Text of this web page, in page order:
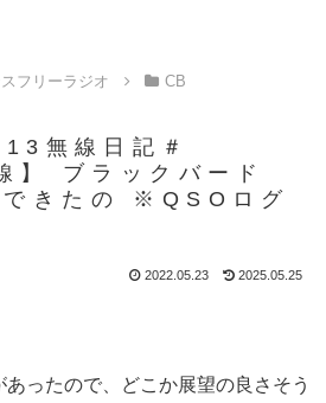
フリーラジオ CB
無線日記＃
】 ブラックバード
できたの ※QSOログ
2022.05.23 2025.05.25
ったので、どこか展望の良さそう